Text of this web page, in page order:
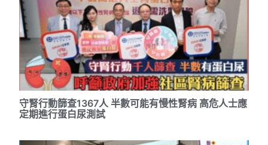
守腎行動篩查1367人 半數可能有慢性腎病 高危人士應
定期進行蛋白尿測試